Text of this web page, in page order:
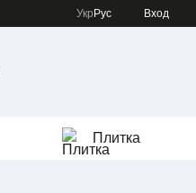
Укр Рус Вход
Плитка